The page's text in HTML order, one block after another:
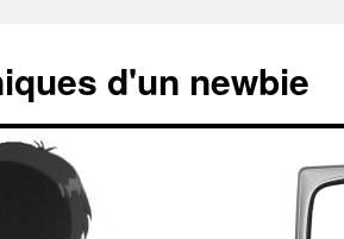
d'un newbie